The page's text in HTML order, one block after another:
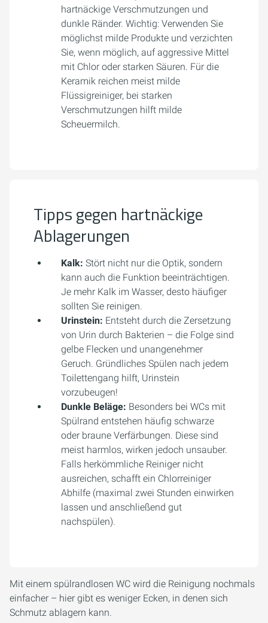
hartnäckige Verschmutzungen und
dunkle Ränder. Wichtig: Verwenden Sie
möglichst milde Produkte und verzichten
Sie, wenn möglich, auf aggressive Mittel
mit Chlor oder starken Säuren. Für die
Keramik reichen meist milde
Flüssigreiniger, bei starken
Verschmutzungen hilft milde
Scheuermilch.
Tipps gegen hartnäckige
Ablagerungen
Kalk: Stört nicht nur die Optik, sondern
kann auch die Funktion beeinträchtigen.
Je mehr Kalk im Wasser, desto häufiger
sollten Sie reinigen.
Urinstein: Entsteht durch die Zersetzung
von Urin durch Bakterien – die Folge sind
gelbe Flecken und unangenehmer
Geruch. Gründliches Spülen nach jedem
Toilettengang hilft, Urinstein
vorzubeugen!
Dunkle Beläge: Besonders bei WCs mit
Spülrand entstehen häufig schwarze
oder braune Verfärbungen. Diese sind
meist harmlos, wirken jedoch unsauber.
Falls herkömmliche Reiniger nicht
ausreichen, schafft ein Chlorreiniger
Abhilfe (maximal zwei Stunden einwirken
lassen und anschließend gut
nachspülen).
Mit einem spülrandlosen WC wird die Reinigung nochmals
einfacher – hier gibt es weniger Ecken, in denen sich
Schmutz ablagern kann.